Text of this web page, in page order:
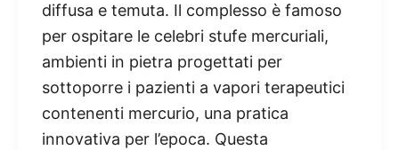
diffusa e temuta. Il complesso è famoso
per ospitare le celebri stufe mercuriali,
ambienti in pietra progettati per
sottoporre i pazienti a vapori terapeutici
contenenti mercurio, una pratica
innovativa per l’epoca. Questa